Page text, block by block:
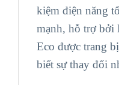
kiệm điện năng
mạnh, hỗ trợ bởi
Eco được trang
biết sự thay đổi